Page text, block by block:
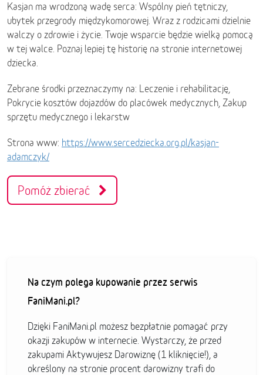
Kasjan ma wrodzoną wadę serca: Wspólny pień tętniczy,
ubytek przegrody międzykomorowej. Wraz z rodzicami dzielnie
walczy o zdrowie i życie. Twoje wsparcie będzie wielką pomocą
w tej walce. Poznaj lepiej tę historię na stronie internetowej
dziecka.
Zebrane środki przeznaczymy na: Leczenie i rehabilitację,
Pokrycie kosztów dojazdów do placówek medycznych, Zakup
sprzętu medycznego i lekarstw
Strona www: https://www.sercedziecka.org.pl/kasjan-
adamczyk/
Pomóż zbierać
Na czym polega kupowanie przez serwis
FaniMani.pl?
Dzięki FaniMani.pl możesz bezpłatnie pomagać przy
okazji zakupów w internecie. Wystarczy, że przed
zakupami Aktywujesz Darowiznę (1 kliknięcie!), a
określony na stronie procent darowizny trafi do